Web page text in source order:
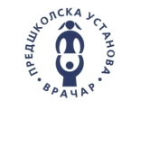
Skip to main